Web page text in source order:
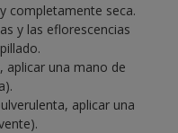
completamente seca.
y las eflorescencias
aplicar una mano de
aplicar una